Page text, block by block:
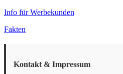
Info für Werbekunden
Fakten
Kontakt & Impressum